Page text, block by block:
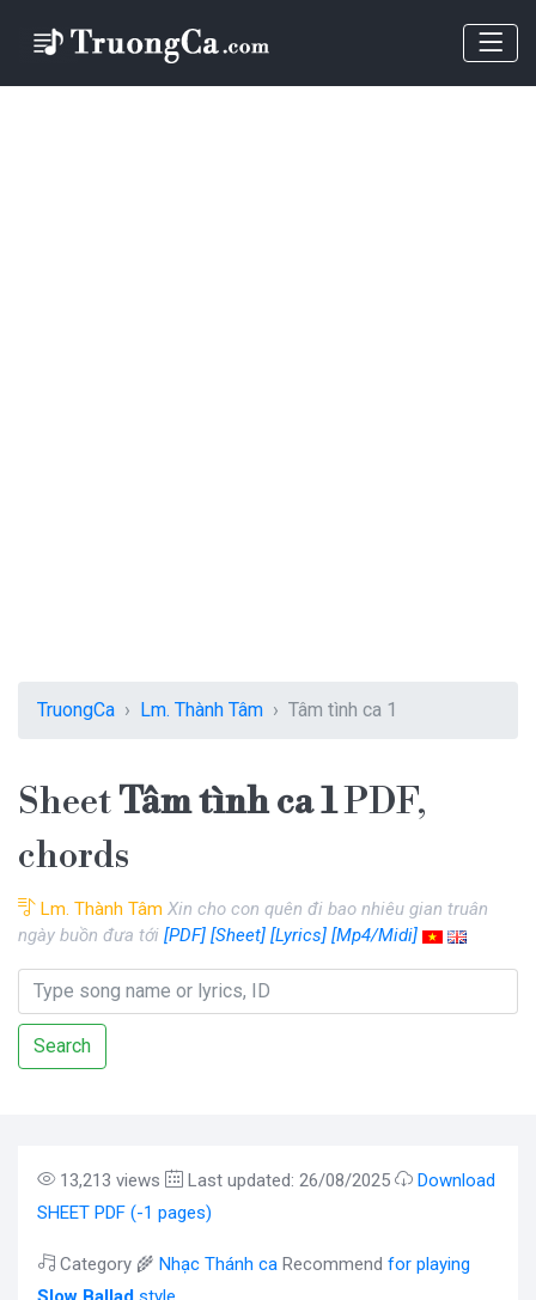
TruongCa Lm. Thành Tâm Tâm tình ca 1
SheetTâm tình ca 1PDF,
chords
Lm. Thành Tâm Xin cho con quên đi bao nhiêu gian truân
ngày buồn đưa tới [PDF] [Sheet] [Lyrics] [Mp4/Midi]
Search
13,213 views Last updated: 26/08/2025
Download
SHEET PDF (-1 pages)
Category 🌾 Nhạc Thánh ca Recommend for playing